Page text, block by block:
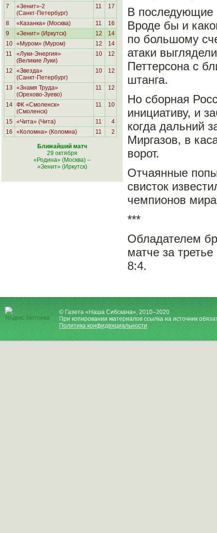
7
«Зенит»-2
(Санкт-Петербург)
11 17
8 «Казанка» (Москва) 11
16
9
«Зенит» (Иркутск) 12
14
10 «Муром» (Муром) 12
14
11
«Луки-Энергия»
(Великие Луки)
10 12
12
«Звезда»
(Санкт-Петербург)
10 12
13
«Знамя Труда»
(Орехово-Зуево)
11 12
14 ФК «Смоленск»
(Смоленск)
11 10
15 «Чита» (Чита) 11
4
16
«Коломна» (Коломна) 11 2
Ближайший матч
29 октября
«Родина» (Москва) –
«Зенит» (Иркутск)
В последующие
Вроде бы и
по большому
атаки
Петтерсона с
штанга.
Но сборная
инициативу, и
когда дальний
Миргазов, в
ворот.
Отчаянные
свисток
чемпионов
***
Обладателем
матче за
8:4.
© Газета «Наша Сибскана», 2010–2020
При копировании материалов ссылка на источник
Политика конфиденциальности